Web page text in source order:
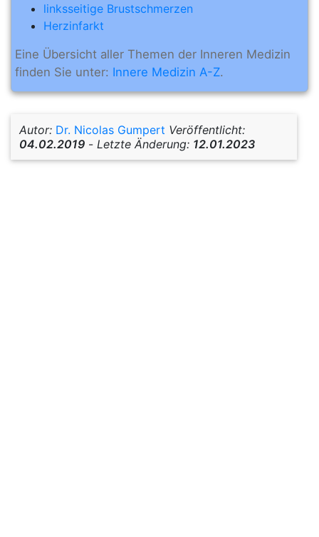
linksseitige Brustschmerzen
Herzinfarkt
Eine Übersicht aller Themen der Inneren Medizin
finden Sie unter: Innere Medizin A-Z.
Autor: Dr. Nicolas Gumpert Veröffentlicht:
04.02.2019 - Letzte Änderung: 12.01.2023